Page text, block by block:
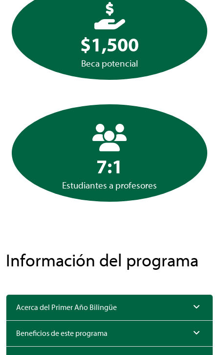
$1,500
Beca potencial
7:1
Estudiantes a profesores
Información del programa
Acerca del Primer Año Bilingüe
Beneficios de este programa